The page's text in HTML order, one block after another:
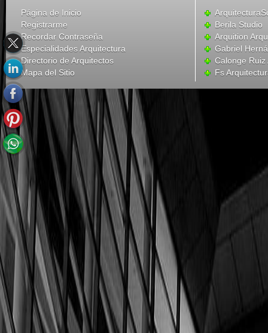
Página de Inicio
Registrarme
Recordar Contraseña
Especialidades Arquitectura
Directorio de Arquitectos
Mapa del Sitio
Berila Studio
Arquition
Gabriel
Calonge Ruiz
Fs